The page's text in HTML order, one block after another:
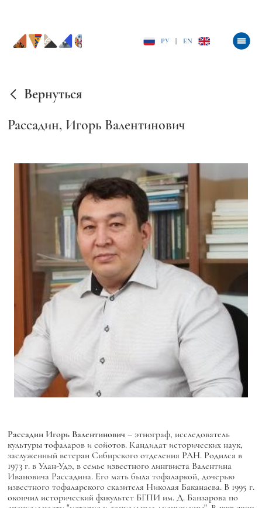
РУ EN
Вернуться
Рассадин, Игорь Валентинович
Рассадин Игорь Валентинович – этнограф, исследователь
культуры тофаларов и сойотов. Кандидат исторических наук,
заслуженный ветеран Сибирского отделения РАН. Родился в
1973 г. в Улан-Удэ, в семье известного лингвиста Валентина
Ивановича Рассадина. Его мать была тофаларкой, дочерью
известного тофаларского сказителя Николая Баканаева. В 1995 г.
окончил исторический факультет БГПИ им. Д. Банзарова по